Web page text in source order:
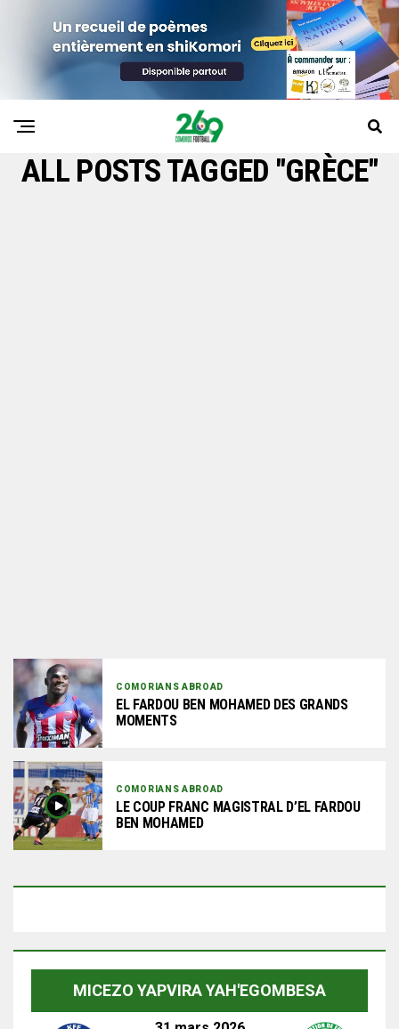
ALL POSTS TAGGED "GRÈCE"
COMORIANS ABROAD
EL FARDOU BEN MOHAMED DES GRANDS
MOMENTS
COMORIANS ABROAD
LE COUP FRANC MAGISTRAL D’EL FARDOU
BEN MOHAMED
MICEZO YAPVIRA YAH'EGOMBESA